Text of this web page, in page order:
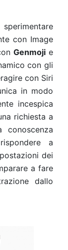
con Image
Genmojie
con gli
con Siri
in modo
incespica
richiesta a
a
dei
a fare
dallo